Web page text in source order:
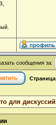
сообщения за:
Страница
для дискуссий